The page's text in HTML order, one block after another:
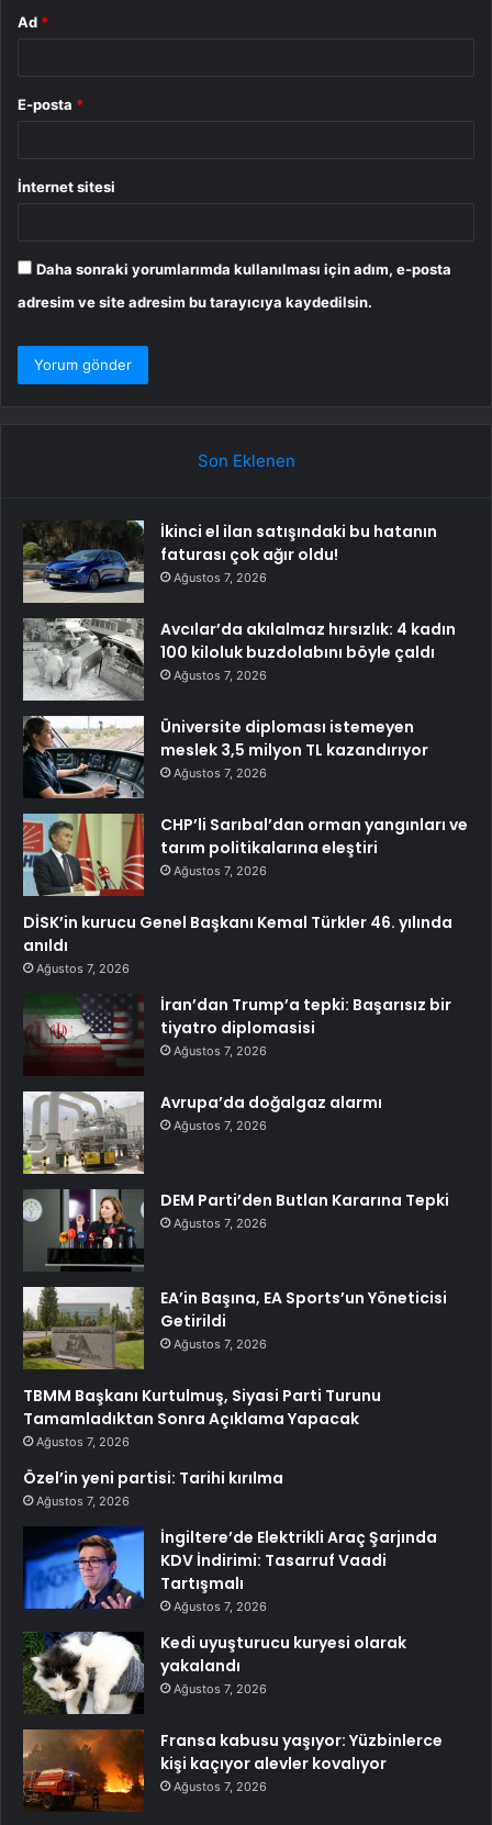
Ad *
E-posta *
İnternet sitesi
Daha sonraki yorumlarımda kullanılması için adım, e-posta
adresim ve site adresim bu tarayıcıya kaydedilsin.
Son Eklenen
İkinci el ilan satışındaki bu hatanın
faturası çok ağır oldu!
Ağustos 7, 2026
Avcılar’da akılalmaz hırsızlık: 4 kadın
100 kiloluk buzdolabını böyle çaldı
Ağustos 7, 2026
Üniversite diploması istemeyen
meslek 3,5 milyon TL kazandırıyor
Ağustos 7, 2026
CHP’li Sarıbal’dan orman yangınları ve
tarım politikalarına eleştiri
Ağustos 7, 2026
DİSK’in kurucu Genel Başkanı Kemal Türkler 46. yılında
anıldı
Ağustos 7, 2026
İran’dan Trump’a tepki: Başarısız bir
tiyatro diplomasisi
Ağustos 7, 2026
Avrupa’da doğalgaz alarmı
Ağustos 7, 2026
DEM Parti’den Butlan Kararına Tepki
Ağustos 7, 2026
EA’in Başına, EA Sports’un Yöneticisi
Getirildi
Ağustos 7, 2026
TBMM Başkanı Kurtulmuş, Siyasi Parti Turunu
Tamamladıktan Sonra Açıklama Yapacak
Ağustos 7, 2026
Özel’in yeni partisi: Tarihi kırılma
Ağustos 7, 2026
İngiltere’de Elektrikli Araç Şarjında
KDV İndirimi: Tasarruf Vaadi
Tartışmalı
Ağustos 7, 2026
Kedi uyuşturucu kuryesi olarak
yakalandı
Ağustos 7, 2026
Fransa kabusu yaşıyor: Yüzbinlerce
kişi kaçıyor alevler kovalıyor
Ağustos 7, 2026